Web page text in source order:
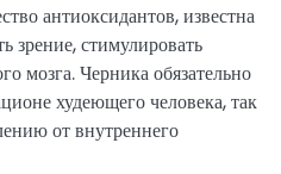
антиоксидантов, известна
зрение, стимулировать
мозга. Черника обязательно
худеющего человека, так
от внутреннего